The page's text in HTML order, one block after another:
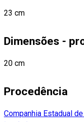
23 cm
Dimensões -
20 cm
Procedência
Companhia Estadual